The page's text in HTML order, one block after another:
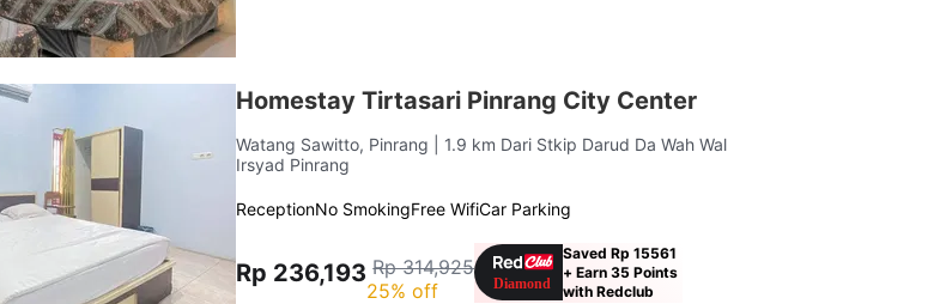
Homestay Tirtasari Pinrang City Center
Watang Sawitto, Pinrang
| 1.9 km Dari Stkip Darud Da Wah Wal
Irsyad Pinrang
ReceptionNo SmokingFree WifiCar Parking
Rp 236,193 Rp 314,925
25% off
Saved Rp 15561
+ Earn 35 Points
with Redclub